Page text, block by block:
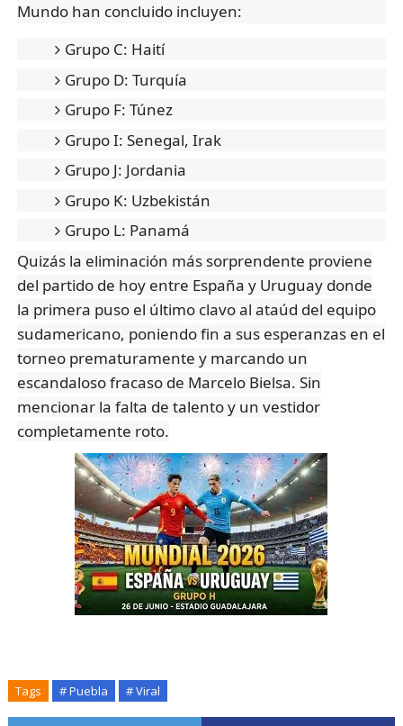
Mundo han concluido incluyen:
Grupo C: Haití
Grupo D: Turquía
Grupo F: Túnez
Grupo I: Senegal, Irak
Grupo J: Jordania
Grupo K: Uzbekistán
Grupo L: Panamá
Quizás la eliminación más sorprendente proviene
del partido de hoy entre España y Uruguay donde
la primera puso el último clavo al ataúd del equipo
sudamericano, poniendo fin a sus esperanzas en el
torneo prematuramente y marcando un
escandaloso fracaso de Marcelo Bielsa. Sin
mencionar la falta de talento y un vestidor
completamente roto.
Tags # Puebla # Viral